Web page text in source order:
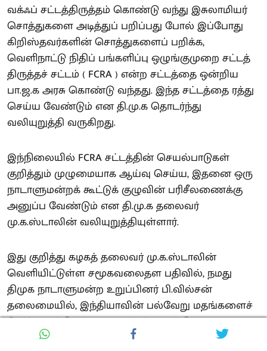
வக்ஃப் சட்டத்திருத்தம் கொண்டு வந்து இசுலாமியர்
சொத்துகளை அடித்துப் பறிப்பது போல் இப்போது
கிறிஸ்தவர்களின் சொத்துகளைப் பறிக்க,
வெளிநாட்டு நிதிப் பங்களிப்பு ஒழுங்குமுறை சட்டத்
திருத்தச் சட்டம் ( FCRA ) என்ற சட்டத்தை ஒன்றிய
பா.ஜ.க அரசு கொண்டு வந்தது. இந்த சட்டத்தை ரத்து
செய்ய வேண்டும் என தி.மு.க தொடர்ந்து
வலியுறுத்தி வருகிறது.
இந்நிலையில் FCRA சட்டத்தின் செயல்பாடுகள்
குறித்தும் முழுமையாக ஆய்வு செய்ய, இதனை ஒரு
நாடாளுமன்றக் கூட்டுக் குழுவின் பரிசீலணைக்கு
அனுப்ப வேண்டும் என தி.மு.க தலைவர்
மு.க.ஸ்டாலின் வலியுறுத்தியுள்ளார்.
இது குறித்து கழகத் தலைவர் மு.க.ஸ்டாலின்
வெளியிட்டுள்ள சமூகவலைதள பதிவில், நமது
திமுக நாடாளுமன்ற உறுப்பினர் பி.வில்சன்
தலைமையில், இந்தியாவின் பல்வேறு மதங்களைச்
சேர்ந்த முக்கியத் தலைவர்கள் அடங்கிய
'சிறுபான்மையினருக்கான கூட்டு நடவடிக்கை குழு'